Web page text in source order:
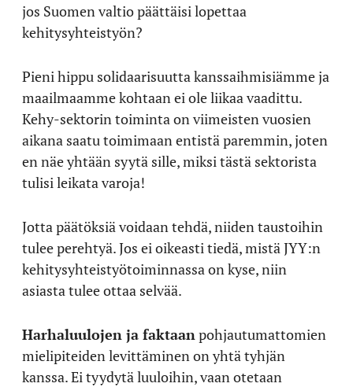
jos Suomen valtio päättäisi lopettaa
kehitysyhteistyön?
Pieni hippu solidaarisuutta kanssaihmisiämme ja
maailmaamme kohtaan ei ole liikaa vaadittu.
Kehy-sektorin toiminta on viimeisten vuosien
aikana saatu toimimaan entistä paremmin, joten
en näe yhtään syytä sille, miksi tästä sektorista
tulisi leikata varoja!
Jotta päätöksiä voidaan tehdä, niiden taustoihin
tulee perehtyä. Jos ei oikeasti tiedä, mistä JYY:n
kehitysyhteistyötoiminnassa on kyse, niin
asiasta tulee ottaa selvää.
Harhaluulojen ja faktaan pohjautumattomien
mielipiteiden levittäminen on yhtä tyhjän
kanssa. Ei tyydytä luuloihin, vaan otetaan